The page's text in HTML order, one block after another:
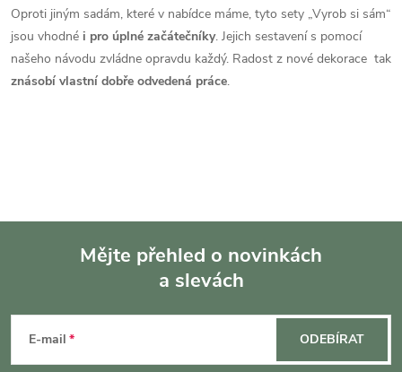
v
l
á
r
Oproti jiným sadám, které v nabídce máme, tyto sety „Vyrob si sám“
jsou vhodné i pro úplné začátečníky. Jejich sestavení s pomocí
našeho návodu zvládne opravdu každý. Radost z nové dekorace tak
znásobí vlastní dobře odvedená práce.
Mějte přehled o novinkách
a slevách
E-mail ODEBÍRAT